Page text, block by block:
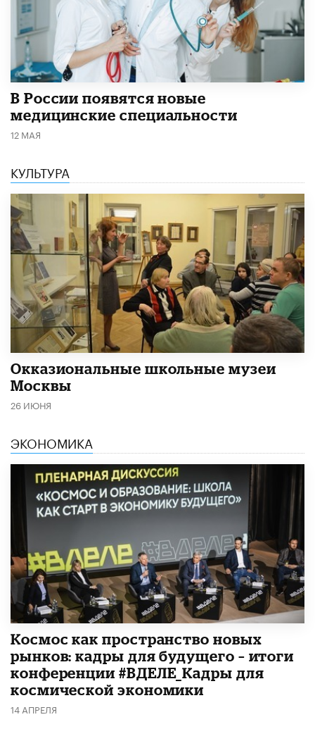
В России появятся новые
медицинские специальности
12 МАЯ
КУЛЬТУРА
​Окказиональные школьные музеи
Москвы
26 ИЮНЯ
ЭКОНОМИКА
Космос как пространство новых
рынков: кадры для будущего – итоги
конференции #ВДЕЛЕ_Кадры для
космической экономики
14 АПРЕЛЯ